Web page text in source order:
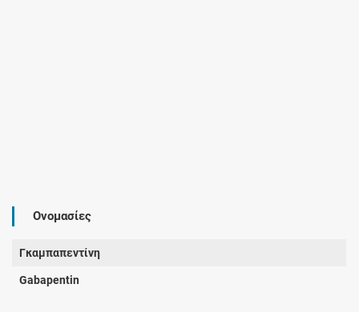
Ονομασίες
Γκαμπαπεντίνη
Gabapentin